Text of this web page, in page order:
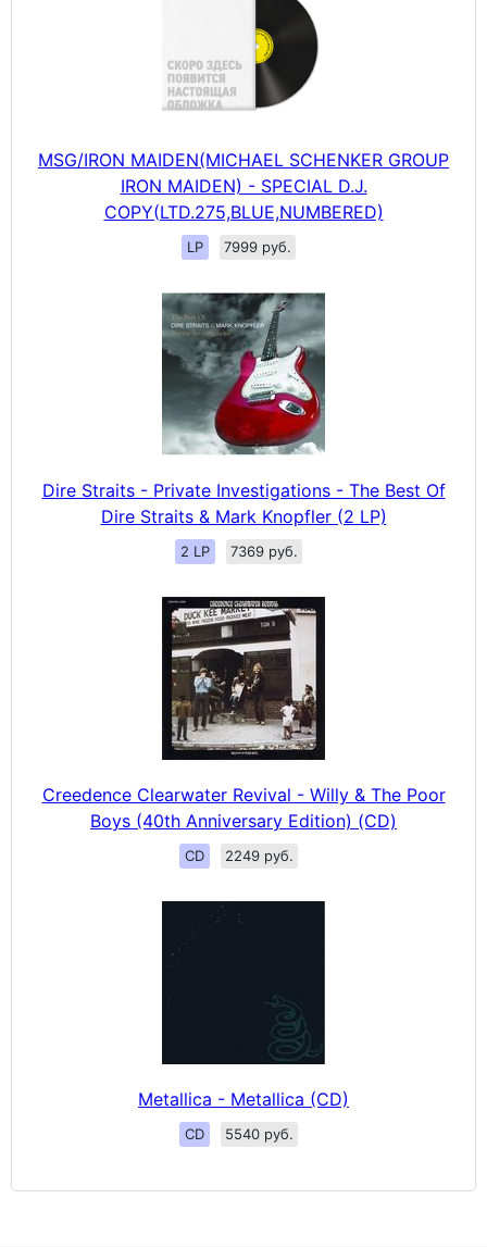
MSG/IRON MAIDEN(MICHAEL SCHENKER GROUP
IRON MAIDEN) - SPECIAL D.J.
COPY(LTD.275,BLUE,NUMBERED)
LP 7999 руб.
Dire Straits - Private Investigations - The Best Of
Dire Straits & Mark Knopfler (2 LP)
2 LP 7369 руб.
Creedence Clearwater Revival - Willy & The Poor
Boys (40th Anniversary Edition) (CD)
CD 2249 руб.
Metallica - Metallica (CD)
CD 5540 руб.